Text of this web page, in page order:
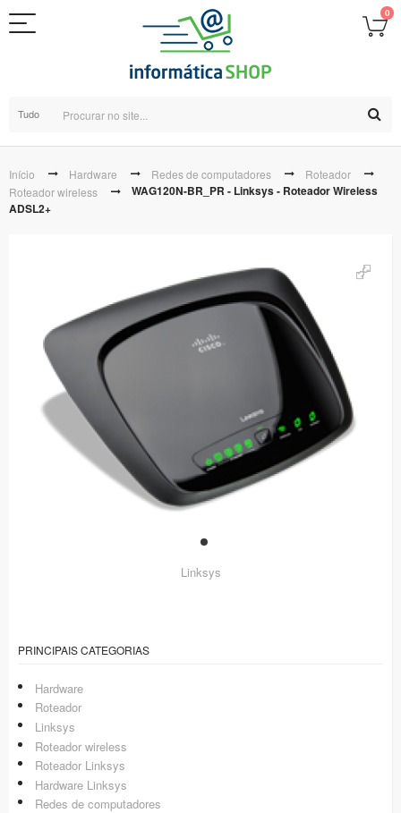
0
Tudo
Início Hardware Redes de computadores
Roteador
Roteador wireless
WAG120N-BR_PR - Linksys - Roteador Wireless
ADSL2+
Linksys
PRINCIPAIS CATEGORIAS
Hardware
Roteador
Linksys
Roteador wireless
Roteador Linksys
Hardware Linksys
Redes de computadores